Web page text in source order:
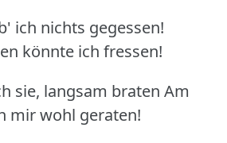
ich nichts gegessen!
könnte ich fressen!
sie, langsam braten Am
mir wohl geraten!